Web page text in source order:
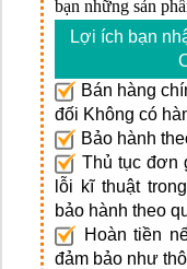
bạn những sản
Lợi ích bạn
Bán hàng
đối Không có
Bảo hành
Thủ tục đơn
lỗi kĩ thuật
bảo hành theo
Hoàn tiền
đảm bảo như